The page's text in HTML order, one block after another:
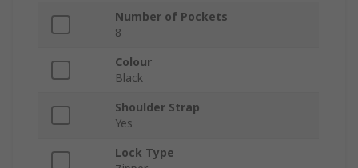
Number of Pockets
8
Colour
Black
Shoulder Strap
Yes
Lock Type